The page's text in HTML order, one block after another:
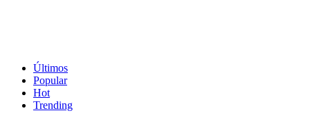
Últimos
Popular
Hot
Trending